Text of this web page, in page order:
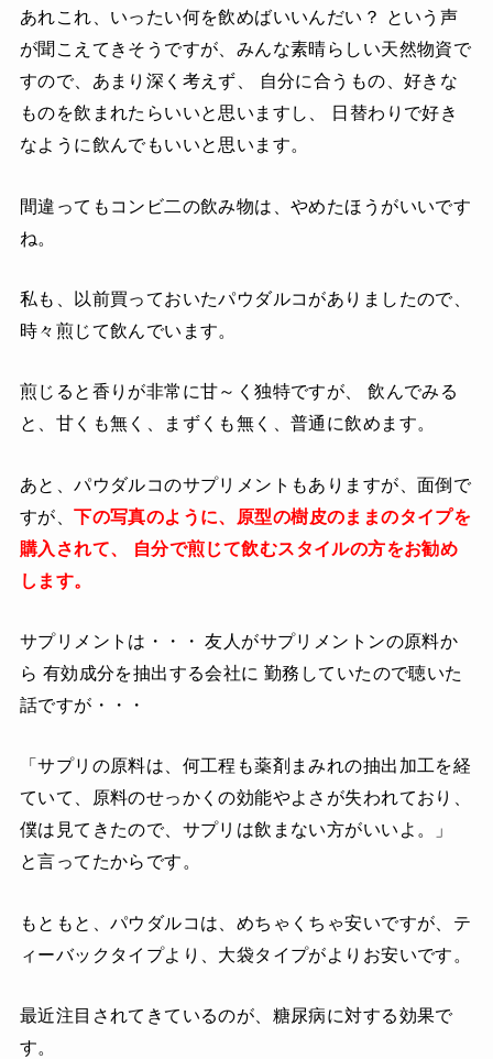
あれこれ、いったい何を飲めばいいんだい？ という声
が聞こえてきそうですが、みんな素晴らしい天然物資で
すので、あまり深く考えず、 自分に合うもの、好きな
ものを飲まれたらいいと思いますし、 日替わりで好き
なように飲んでもいいと思います。
間違ってもコンビ二の飲み物は、やめたほうがいいです
ね。
私も、以前買っておいたパウダルコがありましたので、
時々煎じて飲んでいます。
煎じると香りが非常に甘～く独特ですが、 飲んでみる
と、甘くも無く、まずくも無く、普通に飲めます。
あと、パウダルコのサプリメントもありますが、面倒で
すが、下の写真のように、原型の樹皮のままのタイプを
購入されて、
自分で煎じて飲むスタイルの方をお勧め
します。
サプリメントは・・・ 友人がサプリメントンの原料か
ら 有効成分を抽出する会社に 勤務していたので聴いた
話ですが・・・
「サプリの原料は、何工程も薬剤まみれの抽出加工を経
ていて、原料のせっかくの効能やよさが失われており、
僕は見てきたので、サプリは飲まない方がいいよ。」
と言ってたからです。
もともと、パウダルコは、めちゃくちゃ安いですが、テ
ィーバックタイプより、大袋タイプがよりお安いです。
最近注目されてきているのが、糖尿病に対する効果で
す。